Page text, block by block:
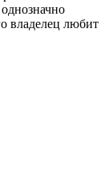
владелец любит